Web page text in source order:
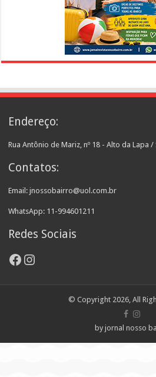
Endereço:
Rua Antônio de Mariz, nº 18 - Alto da Lapa /
Contatos:
Email: jnossobairro@uol.com.br
WhatsApp: 11-994601211
Redes Sociais
Facebook
Instagram
© Copyright 2026, All
by jornal nosso